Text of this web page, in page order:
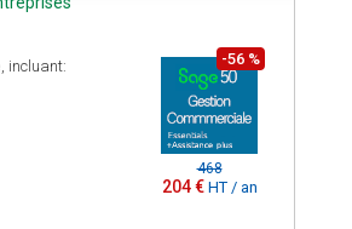
468
204 €HT / an
, incluant:
-56 %